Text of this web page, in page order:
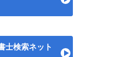
士検索ネット